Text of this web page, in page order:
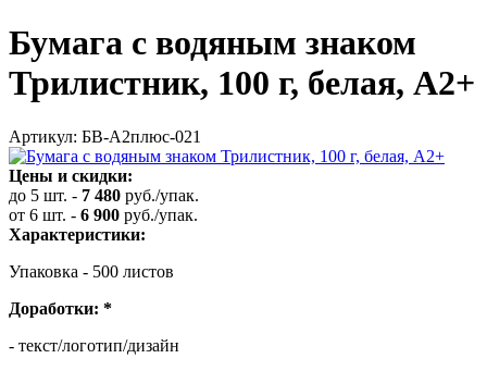
Бумага с водяным знаком
Трилистник, 100 г, белая, А2+
Артикул: БВ-А2плюс-021
Цены и скидки:
до 5 шт. - 7 480 руб./упак.
от 6 шт. - 6 900 руб./упак.
Характеристики:
Упаковка - 500 листов
Доработки: *
- текст/логотип/дизайн